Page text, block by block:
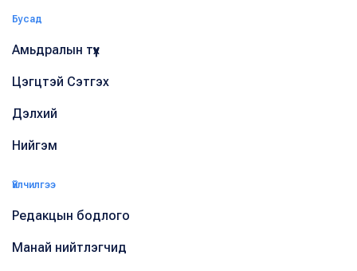
Бусад
Амьдралын түүх
Цэгцтэй Сэтгэх
Дэлхий
Нийгэм
Үйлчилгээ
Редакцын бодлого
Манай нийтлэгчид